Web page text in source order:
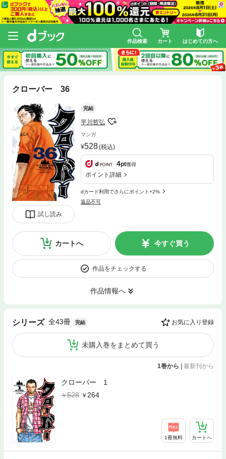
作品検索 カート はじめての方へ
クローバー 36
試し読み
完結
平川哲弘
マンガ
528(税込)
4pt獲得
ポイント詳細
dカード利用でさらにポイント+2%
返品不可
カートへ 今すぐ買う
作品をチェックする
作品情報へ
シリーズ 全43冊 完結 お気に入り登録
未購入巻をまとめて買う
1巻から | 最新刊から
クローバー 1
528
264
1冊無料 カートへ